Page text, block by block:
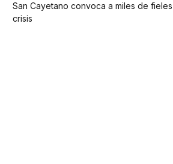
San Cayetano convoca a miles de
crisis